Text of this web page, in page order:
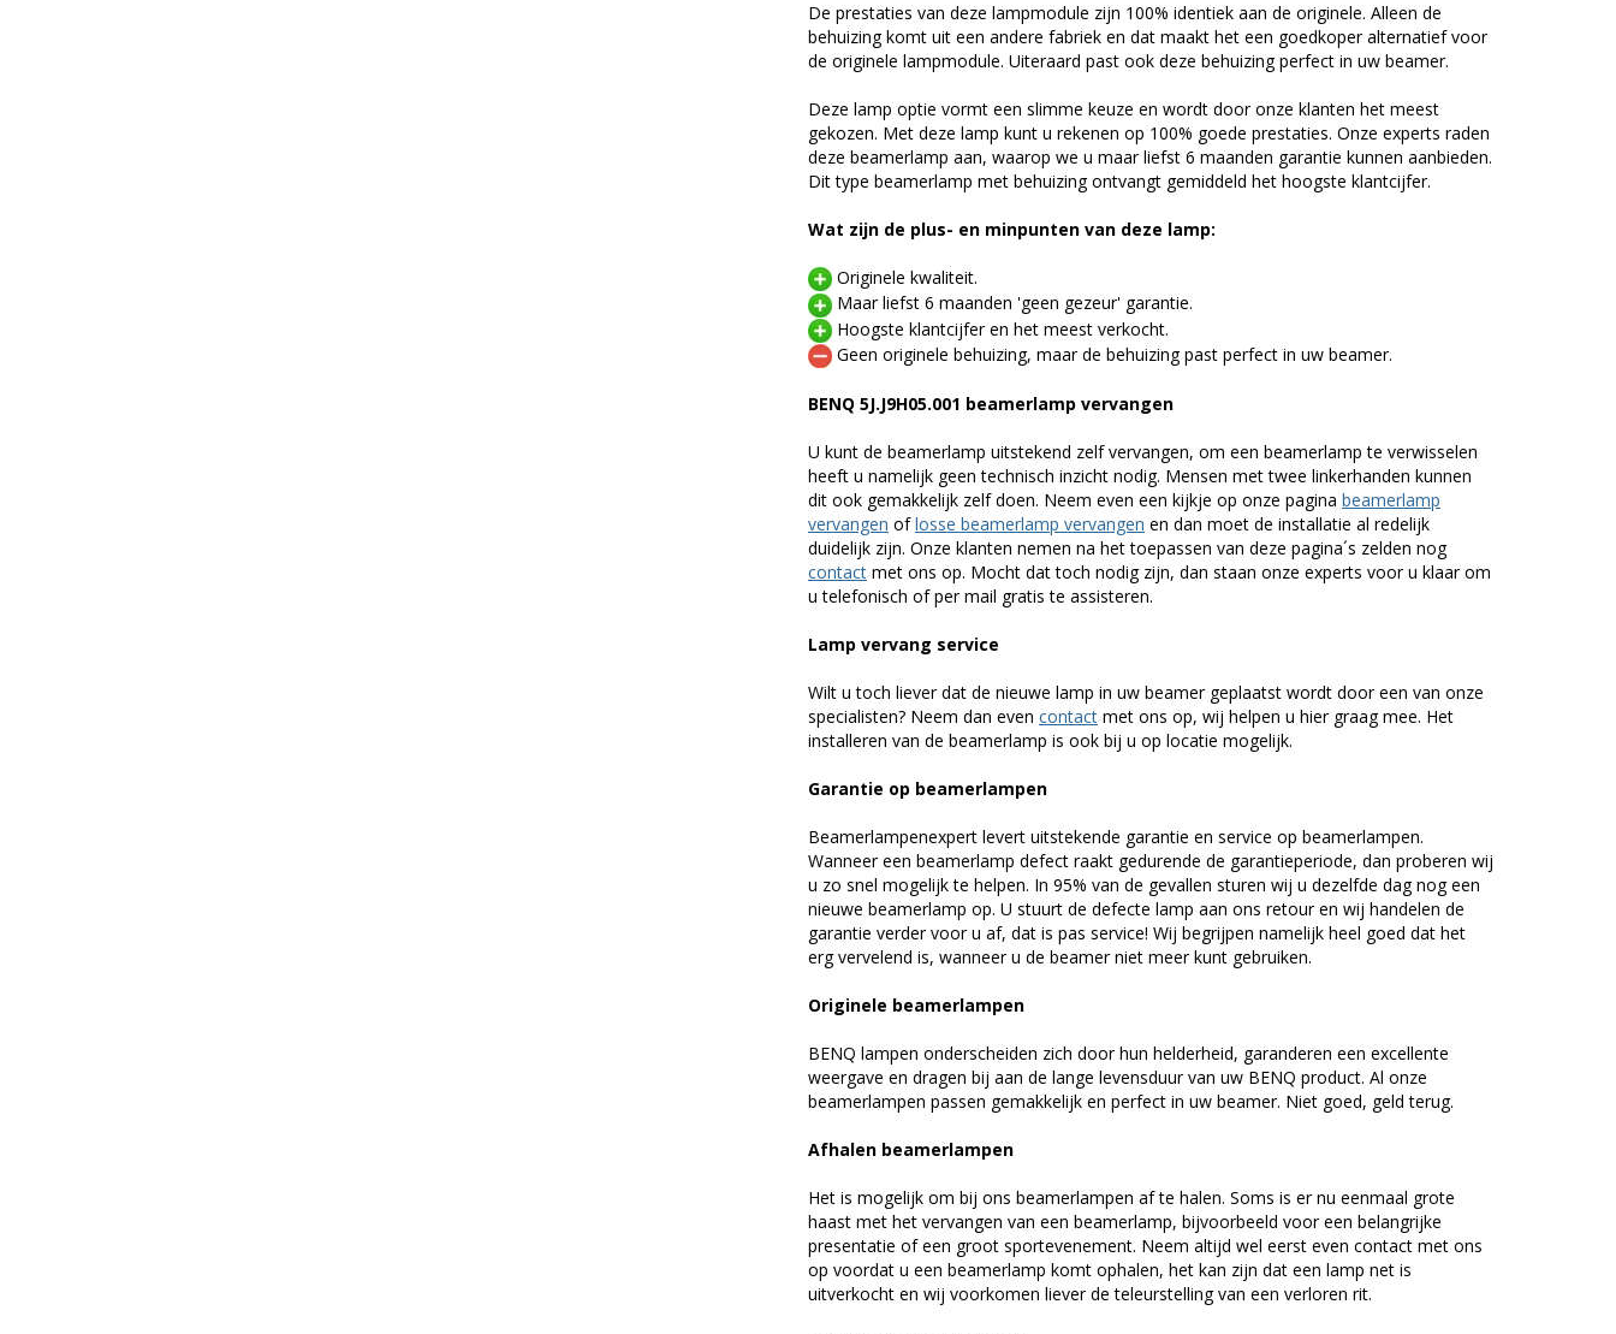
De prestaties van deze lampmodule zijn 100% identiek aan de originele. Alleen de
behuizing komt uit een andere fabriek en dat maakt het een goedkoper alternatief voor
de originele lampmodule. Uiteraard past ook deze behuizing perfect in uw beamer.
Deze lamp optie vormt een slimme keuze en wordt door onze klanten het meest
gekozen. Met deze lamp kunt u rekenen op 100% goede prestaties. Onze experts raden
deze beamerlamp aan, waarop we u maar liefst 6 maanden garantie kunnen aanbieden.
Dit type beamerlamp met behuizing ontvangt gemiddeld het hoogste klantcijfer.
Wat zijn de plus- en minpunten van deze lamp:
Originele kwaliteit.
Maar liefst 6 maanden 'geen gezeur' garantie.
Hoogste klantcijfer en het meest verkocht.
Geen originele behuizing, maar de behuizing past perfect in uw beamer.
BENQ 5J.J9H05.001 beamerlamp vervangen
U kunt de beamerlamp uitstekend zelf vervangen, om een beamerlamp te verwisselen
heeft u namelijk geen technisch inzicht nodig. Mensen met twee linkerhanden kunnen
dit ook gemakkelijk zelf doen. Neem even een kijkje op onze pagina beamerlamp
vervangen oflosse beamerlamp vervangen en dan moet de installatie al redelijk
duidelijk zijn. Onze klanten nemen na het toepassen van deze pagina´s zelden nog
contact met ons op. Mocht dat toch nodig zijn, dan staan onze experts voor u klaar om
u telefonisch of per mail gratis te assisteren.
Lamp vervang service
Wilt u toch liever dat de nieuwe lamp in uw beamer geplaatst wordt door een van onze
specialisten? Neem dan even contact met ons op, wij helpen u hier graag mee. Het
installeren van de beamerlamp is ook bij u op locatie mogelijk.
Garantie op beamerlampen
Beamerlampenexpert levert uitstekende garantie en service op beamerlampen.
Wanneer een beamerlamp defect raakt gedurende de garantieperiode, dan proberen wij
u zo snel mogelijk te helpen. In 95% van de gevallen sturen wij u dezelfde dag nog een
nieuwe beamerlamp op. U stuurt de defecte lamp aan ons retour en wij handelen de
garantie verder voor u af, dat is pas service! Wij begrijpen namelijk heel goed dat het
erg vervelend is, wanneer u de beamer niet meer kunt gebruiken.
Originele beamerlampen
BENQ lampen onderscheiden zich door hun helderheid, garanderen een excellente
weergave en dragen bij aan de lange levensduur van uw BENQ product. Al onze
beamerlampen passen gemakkelijk en perfect in uw beamer. Niet goed, geld terug.
Afhalen beamerlampen
Het is mogelijk om bij ons beamerlampen af te halen. Soms is er nu eenmaal grote
haast met het vervangen van een beamerlamp, bijvoorbeeld voor een belangrijke
presentatie of een groot sportevenement. Neem altijd wel eerst even contact met ons
op voordat u een beamerlamp komt ophalen, het kan zijn dat een lamp net is
uitverkocht en wij voorkomen liever de teleurstelling van een verloren rit.